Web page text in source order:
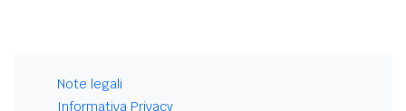
Note legali
Informativa Privacy